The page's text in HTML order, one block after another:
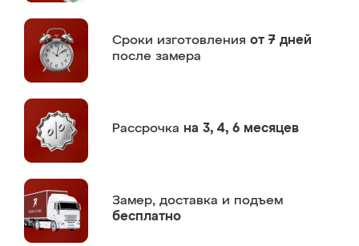
Сроки изготовления от 7 дней
после замера
Рассрочка на 3, 4, 6 месяцев
Замер, доставка и подъем
бесплатно